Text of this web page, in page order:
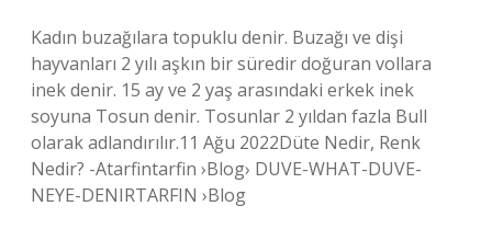
Kadın buzağılara topuklu denir. Buzağı ve dişi
hayvanları 2 yılı aşkın bir süredir doğuran vollara
inek denir. 15 ay ve 2 yaş arasındaki erkek inek
soyuna Tosun denir. Tosunlar 2 yıldan fazla Bull
olarak adlandırılır.11 Ağu 2022Düte Nedir, Renk
Nedir? -Atarfintarfin ›Blog› DUVE-WHAT-DUVE-
NEYE-DENIRTARFIN ›Blog